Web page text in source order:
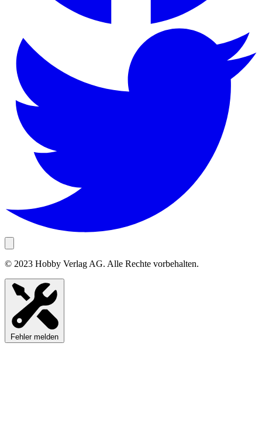
© 2023 Hobby Verlag AG. Alle Rechte vorbehalten.
Fehler melden